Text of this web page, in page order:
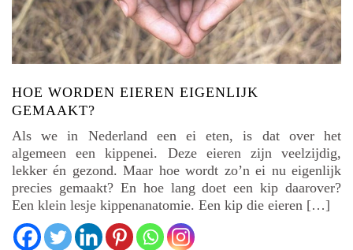
HOE WORDEN EIEREN EIGENLIJK
GEMAAKT?
Als we in Nederland een ei eten, is dat over het
algemeen een kippenei. Deze eieren zijn veelzijdig,
lekker én gezond. Maar hoe wordt zo’n ei nu eigenlijk
precies gemaakt? En hoe lang doet een kip daarover?
Een klein lesje kippenanatomie. Een kip die eieren […]